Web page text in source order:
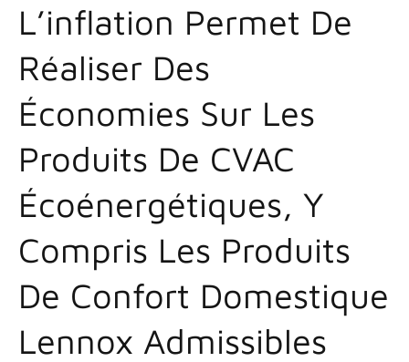
L’inflation Permet De
Réaliser Des
Économies Sur Les
Produits De CVAC
Écoénergétiques, Y
Compris Les Produits
De Confort Domestique
Lennox Admissibles